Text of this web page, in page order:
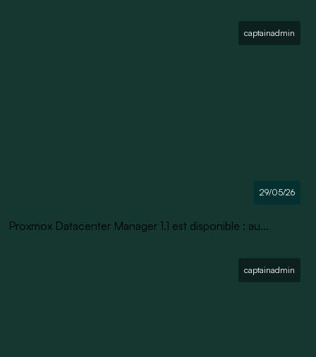
captainadmin
29/05/26
Proxmox Datacenter Manager 1.1 est disponible : au...
captainadmin